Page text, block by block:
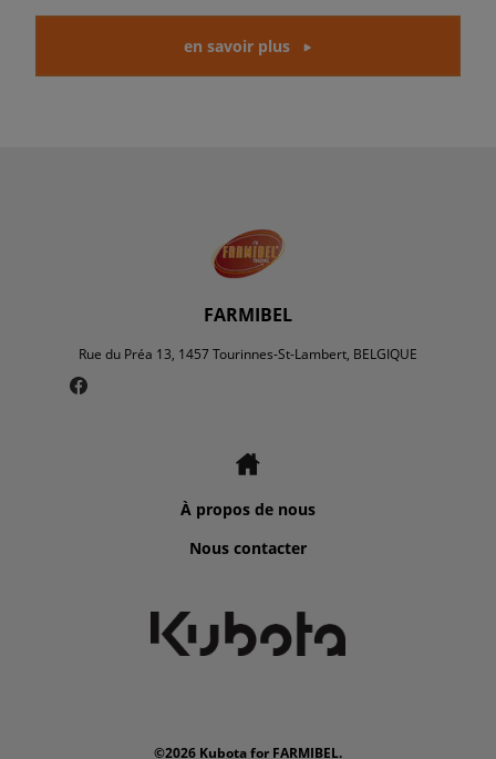
en savoir plus
FARMIBEL
Rue du Préa 13, 1457 Tourinnes-St-Lambert, BELGIQUE
À propos de nous
Nous contacter
©2026 Kubota for FARMIBEL.